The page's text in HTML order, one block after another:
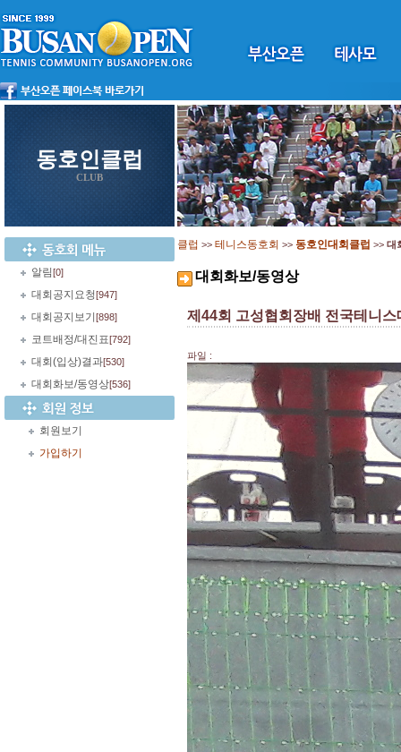
동호인클럽
CLUB
알림[0]
대회공지요청[947]
대회공지보기 [898]
코트배정/대진표[792]
대회(입상)결과[530]
대회화보/동영상[536]
회원보기
가입하기
클럽 >> 테니스동호회 >> 동호인대회클럽 >> 대
대회화보/동영상
제44회 고성협회장배 전국테니
파일 :